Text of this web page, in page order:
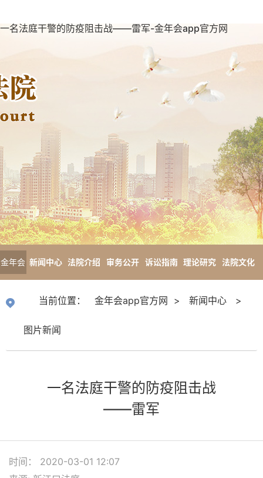
一名法庭干警的防疫阻击战——雷军-金年会app官方网
金年会
方网
新闻中心 法院介绍 审务公开 诉讼指南 理论研究 法院文化
当前位置： 金年会app官方网 > 新闻中心 >
图片新闻
一名法庭干警的防疫阻击战
——雷军
时间： 2020-03-01 12:07